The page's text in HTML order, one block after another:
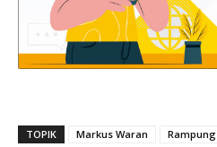
TOPIK Markus Waran
Rampung